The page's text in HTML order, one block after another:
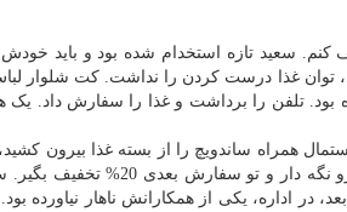
کنم. سعید تازه استخدام شده بود و باید
غذا درست کردن را نداشت. کت شلوار
بود. تلفن را برداشت و غذا را سفارش داد. یک
همراه ساندویچ را از بسته غذا بیرون
نوشته بود: اگر این ساندویچ رو دوست
در اداره، یکی از همکارانش ناهار نیاورده